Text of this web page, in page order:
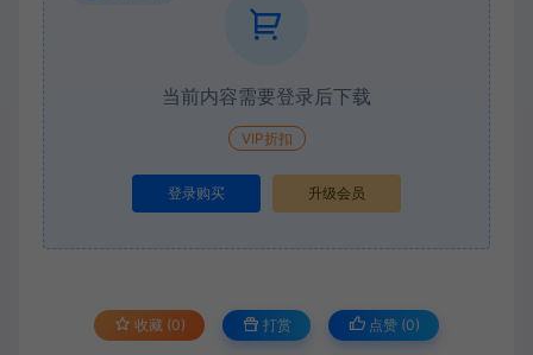
当前内容需要登录后下载
VIP折扣
登录购买 升级会员
收藏 (0) 打赏 点赞 (0)